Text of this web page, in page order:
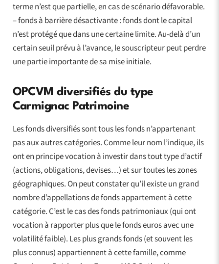
terme n’est que partielle, en cas de scénario défavorable.
– fonds à barrière désactivante : fonds dont le capital
n’est protégé que dans une certaine limite. Au-delà d’un
certain seuil prévu à l’avance, le souscripteur peut perdre
une partie importante de sa mise initiale.
OPCVM diversifiés du type
Carmignac Patrimoine
Les fonds diversifiés sont tous les fonds n’appartenant
pas aux autres catégories. Comme leur nom l’indique, ils
ont en principe vocation à investir dans tout type d’actif
(actions, obligations, devises…) et sur toutes les zones
géographiques. On peut constater qu’il existe un grand
nombre d’appellations de fonds appartement à cette
catégorie. C’est le cas des fonds patrimoniaux (qui ont
vocation à rapporter plus que le fonds euros avec une
volatilité faible). Les plus grands fonds (et souvent les
plus connus) appartiennent à cette famille, comme